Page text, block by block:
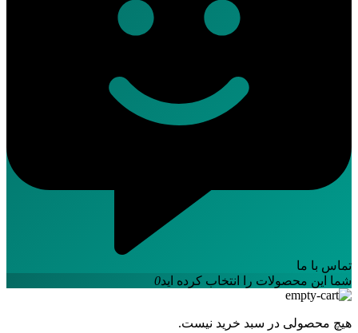
تماس با ما
شما این محصولات را انتخاب کرده اید0
هیچ محصولی در سبد خرید نیست.